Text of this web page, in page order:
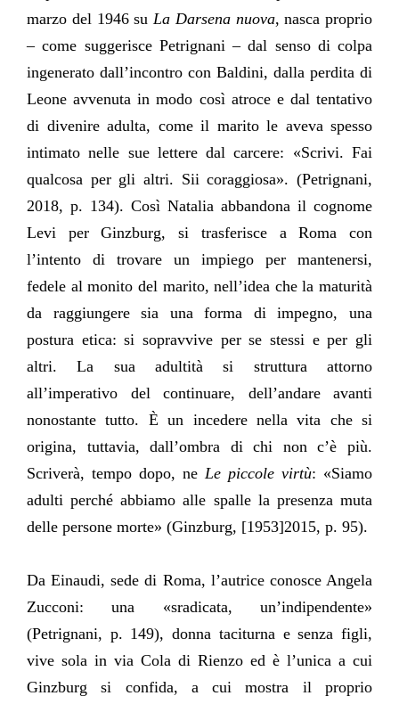
marzo del 1946 su La Darsena nuova, nasca proprio
– come suggerisce Petrignani – dal senso di colpa
ingenerato dall’incontro con Baldini, dalla perdita di
Leone avvenuta in modo così atroce e dal tentativo
di divenire adulta, come il marito le aveva spesso
intimato nelle sue lettere dal carcere: «Scrivi. Fai
qualcosa per gli altri. Sii coraggiosa». (Petrignani,
2018, p. 134). Così Natalia abbandona il cognome
Levi per Ginzburg, si trasferisce a Roma con
l’intento di trovare un impiego per mantenersi,
fedele al monito del marito, nell’idea che la maturità
da raggiungere sia una forma di impegno, una
postura etica: si sopravvive per se stessi e per gli
altri. La sua adultità si struttura attorno
all’imperativo del continuare, dell’andare avanti
nonostante tutto. È un incedere nella vita che si
origina, tuttavia, dall’ombra di chi non c’è più.
Scriverà, tempo dopo, ne Le piccole virtù: «Siamo
adulti perché abbiamo alle spalle la presenza muta
delle persone morte» (Ginzburg, [1953]2015, p. 95).
Da Einaudi, sede di Roma, l’autrice conosce Angela
Zucconi: una «sradicata, un’indipendente»
(Petrignani, p. 149), donna taciturna e senza figli,
vive sola in via Cola di Rienzo ed è l’unica a cui
Ginzburg si confida, a cui mostra il proprio
Ginzburg.Notos, (6).
https://doi.org/10.34745/numerev_1904
Copier dans votre presse-papier
Récupération de l'adresse e-mail